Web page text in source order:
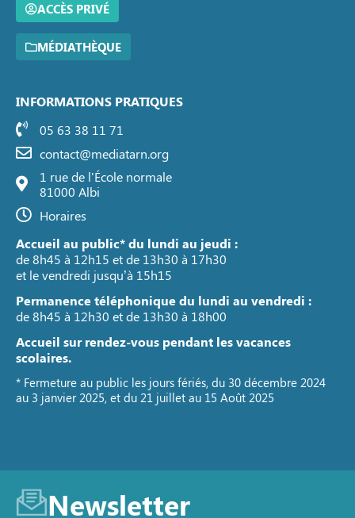
ACCÈS PRIVÉ
MÉDIATHÈQUE
INFORMATIONS PRATIQUES
05 63 38 11 71
contact@mediatarn.org
1 rue de l'École normale
81000 Albi
Horaires
Accueil au public* du lundi au jeudi :
de 8h45 à 12h15 et de 13h30 à 17h30
et le vendredi jusqu’à 15h15
Permanence téléphonique du lundi au vendredi :
de 8h45 à 12h30 et de 13h30 à 18h00
Accueil sur rendez-vous pendant les vacances
scolaires.
* Fermeture au public les jours fériés, du 30 décembre 2024
au 3 janvier 2025, et du 21 juillet au 15 Août 2025
Newsletter